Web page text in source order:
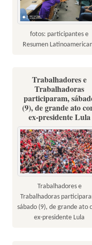
fotos: participantes e
Resumen
Trabalhadores e
Trabalhadoras
participaram,
(9), de grande ato
ex-presidente Lula
Trabalhadores e
Trabalhadoras
sábado (9), de grande ato
ex-presidente Lula